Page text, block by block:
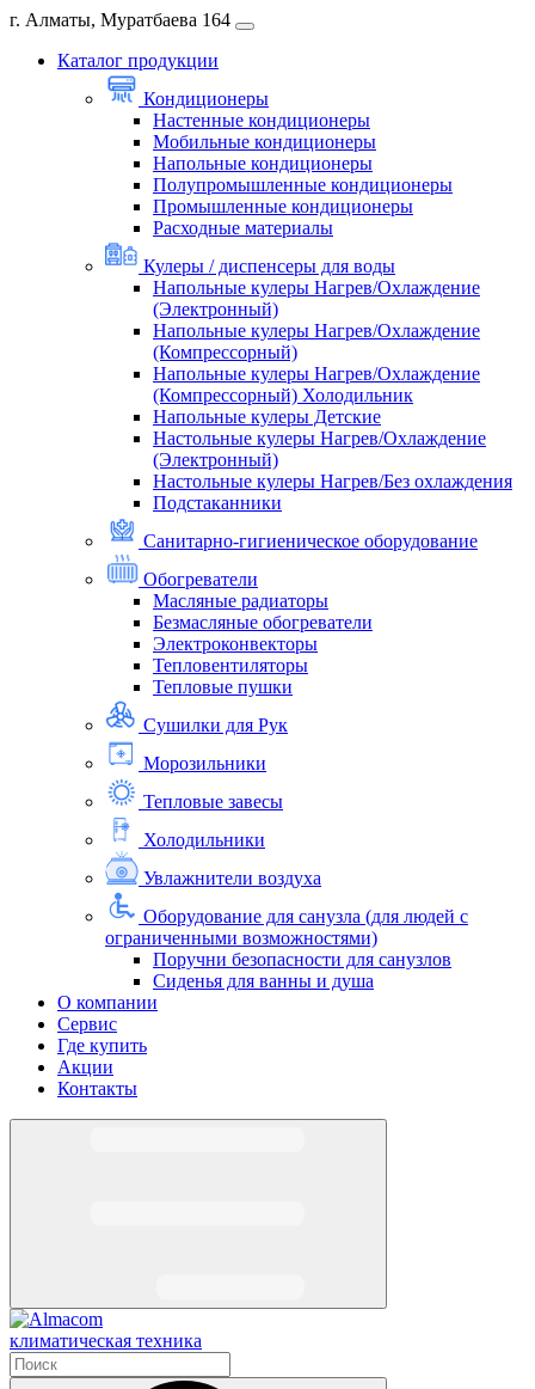
г. Алматы, Муратбаева 164
Каталог продукции
Кондиционеры
Настенные кондиционеры
Мобильные кондиционеры
Напольные кондиционеры
Полупромышленные кондиционеры
Промышленные кондиционеры
Расходные материалы
Кулеры / диспенсеры для воды
Напольные кулеры Нагрев/Охлаждение
(Электронный)
Напольные кулеры Нагрев/Охлаждение
(Компрессорный)
Напольные кулеры Нагрев/Охлаждение
(Компрессорный) Холодильник
Напольные кулеры Детские
Настольные кулеры Нагрев/Охлаждение
(Электронный)
Настольные кулеры Нагрев/Без охлаждения
Подстаканники
Санитарно-гигиеническое оборудование
Обогреватели
Масляные радиаторы
Безмасляные обогреватели
Электроконвекторы
Тепловентиляторы
Тепловые пушки
Сушилки для Рук
Морозильники
Тепловые завесы
Холодильники
Увлажнители воздуха
Оборудование для санузла (для людей с
ограниченными возможностями)
Поручни безопасности для санузлов
Сиденья для ванны и душа
О компании
Сервис
Где купить
Акции
Контакты
климатическая техника